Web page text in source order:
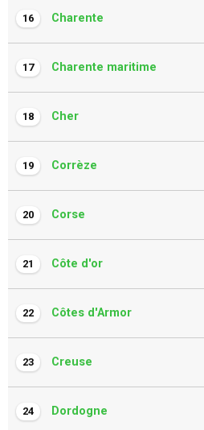
16 Charente
17 Charente maritime
18 Cher
19 Corrèze
20 Corse
21 Côte d'or
22 Côtes d'Armor
23 Creuse
24 Dordogne